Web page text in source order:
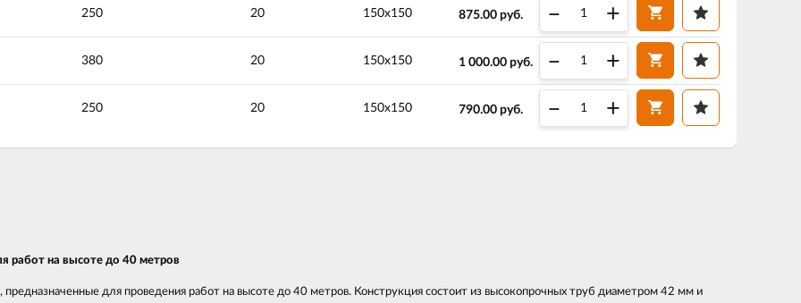
250 20 150х150 875.00 руб. – +
380 20 150х150 1 000.00 руб. – +
250 20 150х150 790.00 руб. – +
работ на высоте до 40 метров
для проведения работ на высоте до 40 метров. Конструкция состоит из высокопрочных труб диаметром 42 мм и